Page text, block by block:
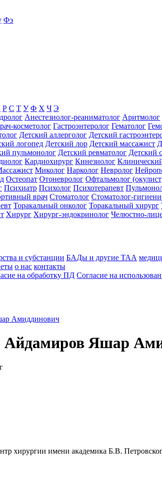
Фэ
Р С Т У Ф Х Ч Э
Анестезиолог-реаниматолог Аритмолог
косметолог Гастроэнтеролог Гематолог
Детский аллерголог Детский
логопед Детский лор Детский массажист
пульмонолог Детский ревматолог Детский
Кардиохирург Кинезиолог
Миколог Нарколог Невролог
Остеопат Отоневролог Офтальмолог
Психиатр Психолог Психотерапевт
врач Стоматолог Стоматолог-
Торакальный онколог Торакальный хирург
Хирург Хирург-эндокринолог Челюстно-
и субстанции БАДы и другие ТАА
о нас контакты
на обработку ПД Согласие на
Амиддинович
Айдамиров Яшар
хирургии имени академика Б.В.